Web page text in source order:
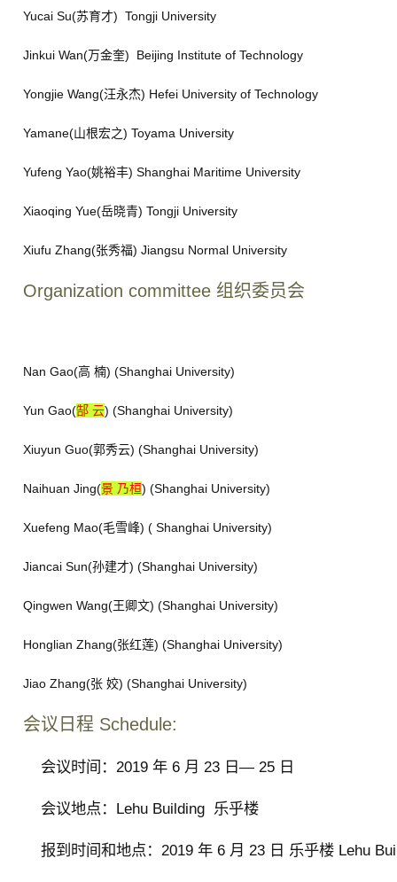
Yucai Su(苏育才) Tongji University
Jinkui Wan(万金奎) Beijing Institute of Technology
Yongjie Wang(汪永杰) Hefei University of Technology
Yamane(山根宏之) Toyama University
Yufeng Yao(姚裕丰) Shanghai Maritime University
Xiaoqing Yue(岳晓青) Tongji University
Xiufu Zhang(张秀福) Jiangsu Normal University
Organization committee 组织委员会
Nan Gao(高 楠) (Shanghai University)
Yun Gao(郜 云) (Shanghai University)
Xiuyun Guo(郭秀云) (Shanghai University)
Naihuan Jing(景 乃桓) (Shanghai University)
Xuefeng Mao(毛雪峰) ( Shanghai University)
Jiancai Sun(孙建才) (Shanghai University)
Qingwen Wang(王卿文) (Shanghai University)
Honglian Zhang(张红莲) (Shanghai University)
Jiao Zhang(张 姣) (Shanghai University)
会议日程 Schedule:
会议时间：2019 年 6 月 23 日— 25 日
会议地点：Lehu Building 乐乎楼
报到时间和地点：2019 年 6 月 23 日 乐乎楼 Lehu